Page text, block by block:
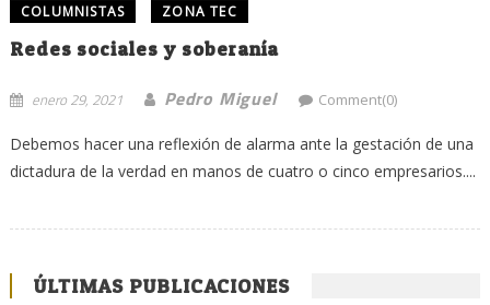
COLUMNISTAS ZONA TEC
Redes sociales y soberanía
enero 29, 2021 Pedro Miguel Comment(0)
Debemos hacer una reflexión de alarma ante la gestación de una
dictadura de la verdad en manos de cuatro o cinco empresarios....
ÚLTIMAS PUBLICACIONES